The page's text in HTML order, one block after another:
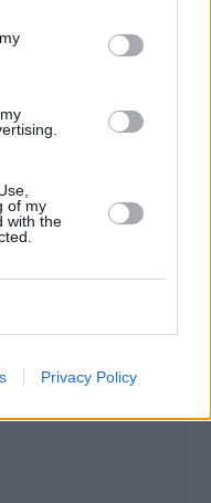
of my
with the
Privacy Policy
είπε, δεν
του
ευθύνης του
δρόμους,
στο κάδρο ως
και της